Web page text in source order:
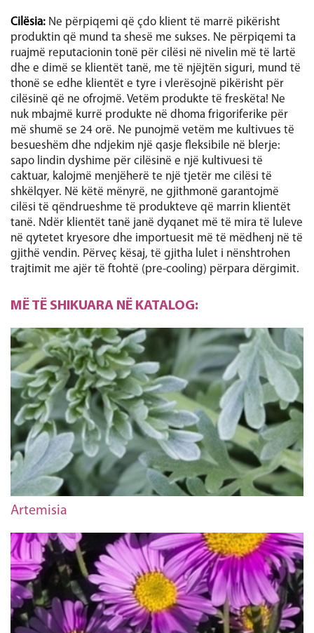
Cilësia: Ne përpiqemi që çdo klient të marrë pikërisht
produktin që mund ta shesë me sukses. Ne përpiqemi ta
ruajmë reputacionin tonë për cilësi në nivelin më të lartë
dhe e dimë se klientët tanë, me të njëjtën siguri, mund të
thonë se edhe klientët e tyre i vlerësojnë pikërisht për
cilësinë që ne ofrojmë. Vetëm produkte të freskëta! Ne
nuk mbajmë kurrë produkte në dhoma frigoriferike për
më shumë se 24 orë. Ne punojmë vetëm me kultivues të
besueshëm dhe ndjekim një qasje fleksibile në blerje:
sapo lindin dyshime për cilësinë e një kultivuesi të
caktuar, kalojmë menjëherë te një tjetër me cilësi të
shkëlqyer. Në këtë mënyrë, ne gjithmonë garantojmë
cilësi të qëndrueshme të produkteve që marrin klientët
tanë. Ndër klientët tanë janë dyqanet më të mira të luleve
në qytetet kryesore dhe importuesit më të mëdhenj në të
gjithë vendin. Përveç kësaj, të gjitha lulet i nënshtrohen
trajtimit me ajër të ftohtë (pre-cooling) përpara dërgimit.
MË TË SHIKUARA NË KATALOG:
Artemisia